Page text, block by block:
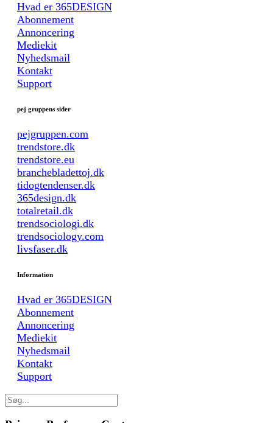
Hvad er 365DESIGN
Abonnement
Annoncering
Mediekit
Nyhedsmail
Kontakt
Support
pej gruppens sider
pejgruppen.com
trendstore.dk
trendstore.eu
branchebladettoj.dk
tidogtendenser.dk
365design.dk
totalretail.dk
trendsociologi.dk
trendsociology.com
livsfaser.dk
Information
Hvad er 365DESIGN
Abonnement
Annoncering
Mediekit
Nyhedsmail
Kontakt
Support